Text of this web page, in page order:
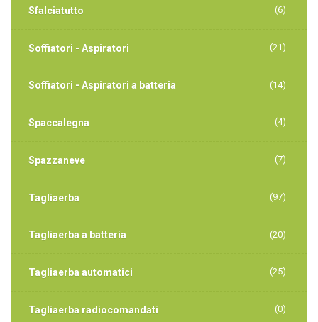
Sfalciatutto (6)
Soffiatori - Aspiratori (21)
Soffiatori - Aspiratori a batteria (14)
Spaccalegna (4)
Spazzaneve (7)
Tagliaerba (97)
Tagliaerba a batteria (20)
Tagliaerba automatici (25)
Tagliaerba radiocomandati (0)